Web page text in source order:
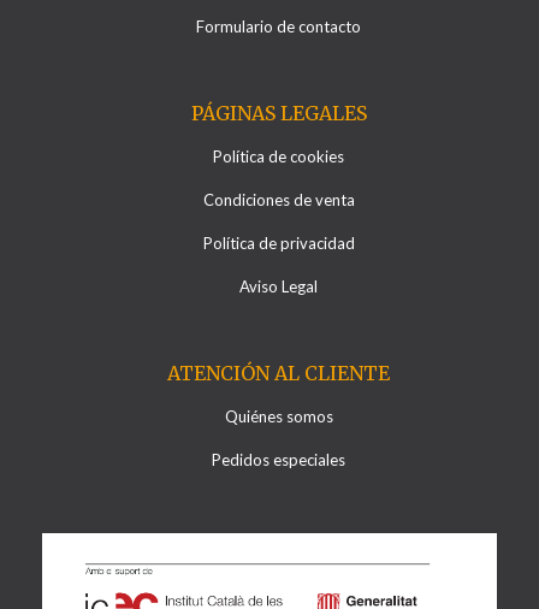
Formulario de contacto
PÁGINAS LEGALES
Política de cookies
Condiciones de venta
Política de privacidad
Aviso Legal
ATENCIÓN AL CLIENTE
Quiénes somos
Pedidos especiales